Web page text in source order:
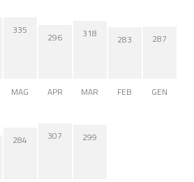
335
MAG
296
APR
318
MAR
283
FEB
287
GEN
284 307 299